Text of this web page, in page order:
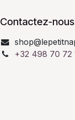
Contactez-nous
+32 498 70 72